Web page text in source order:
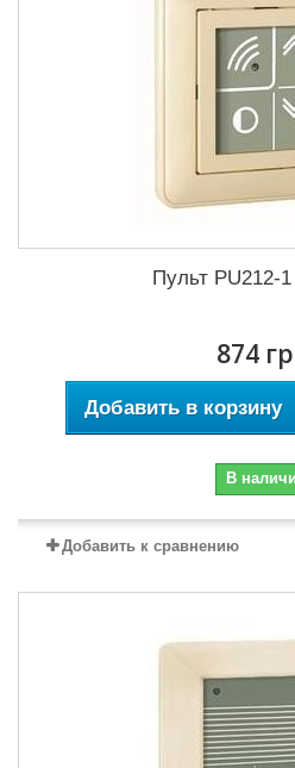
Пульт PU212-
874
Добавить в корзину
В
Добавить к сравнению